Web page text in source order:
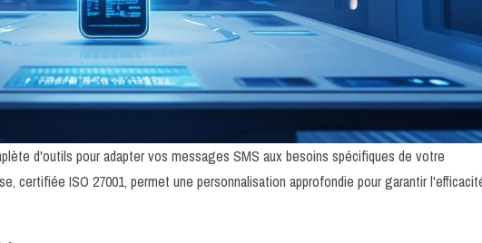
d'outils pour adapter vos messages SMS aux besoins spécifiques de votre
certifiée ISO 27001, permet une personnalisation approfondie pour garantir